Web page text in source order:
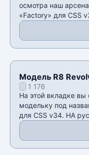
осмотра наш
«Factory» для CSS
Модель R8
v341 176
На этой вкладке
модельку под
для CSS v34. НА